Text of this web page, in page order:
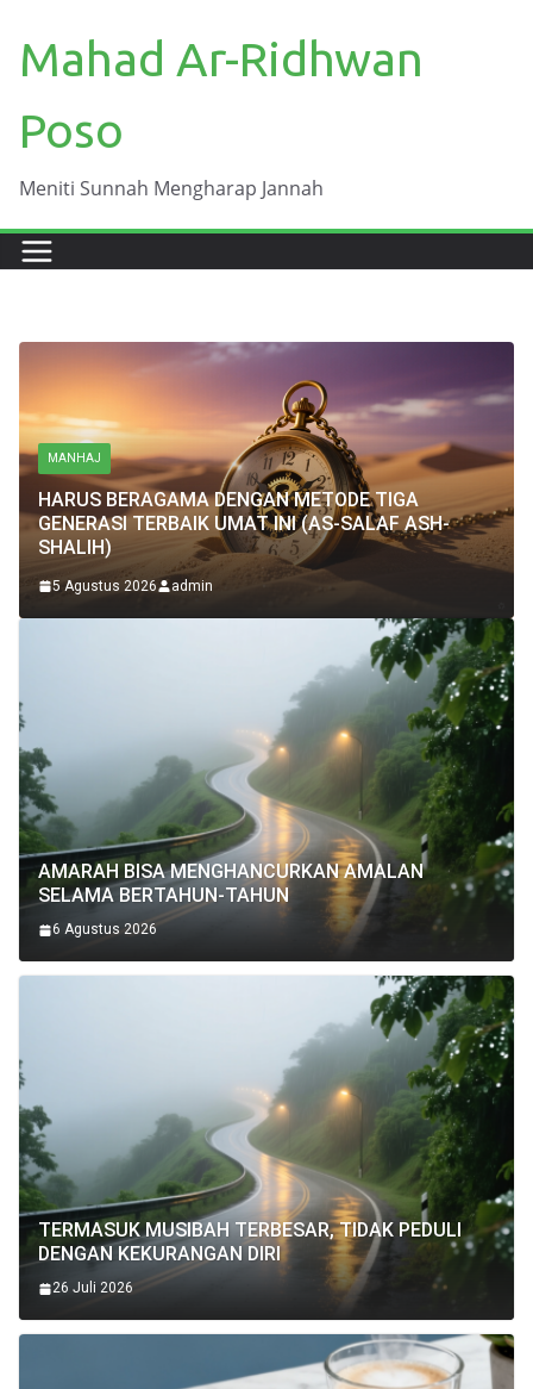
content
Mahad Ar-Ridhwan
Poso
Meniti Sunnah Mengharap Jannah
MANHAJ
HARUS BERAGAMA DENGAN METODE TIGA
GENERASI TERBAIK UMAT INI (AS-SALAF ASH-
SHALIH)
5 Agustus 2026 admin
AMARAH BISA MENGHANCURKAN AMALAN
SELAMA BERTAHUN-TAHUN
6 Agustus 2026
TERMASUK MUSIBAH TERBESAR, TIDAK PEDULI
DENGAN KEKURANGAN DIRI
26 Juli 2026